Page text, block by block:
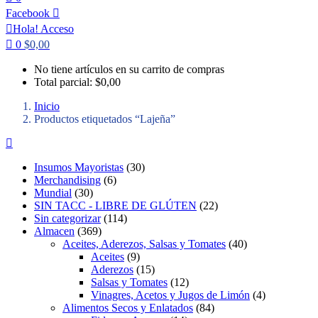
Facebook
Hola! Acceso
0 $0,00
No tiene artículos en su carrito de compras
Total parcial: $0,00
Inicio
Productos etiquetados “Lajeña”
Insumos Mayoristas 303
r
u
t
o
s
Merchandising 66
r
o
u
c
t
o
s
Mundial 303
0
p
r
o
d
u
c
t
o
SIN TACC - LIBRE DE GLÚTEN 222
r
c
t
Sin categorizar 1141
4
p
r
o
d
u
Almacen 3693
6
9
p
r
o
d
Aceites, Aderezos, Salsas y Tomates 404
o
Aceites 99
p
r
o
d
Aderezos 151
5
p
r
Salsas y Tomates 121
2
p
Vinagres, Acetos y Jugos de Limón 44
Alimentos Secos y Enlatados 848